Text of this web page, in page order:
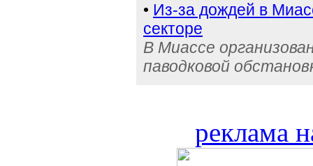
• Из-за дождей в
секторе
В Миассе
паводковой
реклама